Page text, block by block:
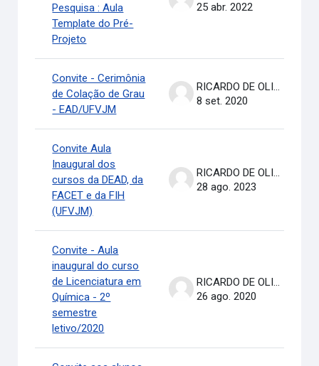
Pesquisa : Aula
Template do Pré-
Projeto
25 abr. 2022
Convite - Cerimônia
de Colação de Grau
- EAD/UFVJM
RICARDO DE OLIVEIRA BRASIL COSTA
8 set. 2020
Convite Aula
Inaugural dos
cursos da DEAD, da
FACET e da FIH
(UFVJM)
RICARDO DE OLIVEIRA BRASIL COSTA
28 ago. 2023
Convite - Aula
inaugural do curso
de Licenciatura em
Química - 2º
semestre
letivo/2020
RICARDO DE OLIVEIRA BRASIL COSTA
26 ago. 2020